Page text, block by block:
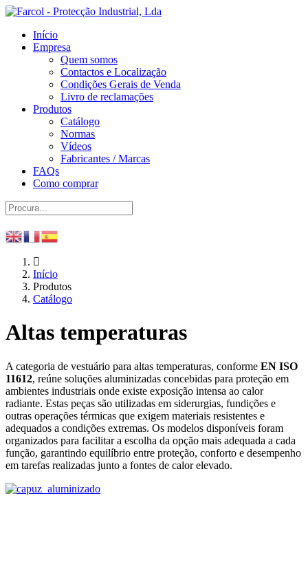
Início
Empresa
Quem somos
Contactos e Localização
Condições Gerais de Venda
Livro de reclamações
Produtos
Catálogo
Normas
Vídeos
Fabricantes / Marcas
FAQs
Como comprar
Início
Produtos
Catálogo
Altas temperaturas
A categoria de vestuário para altas temperaturas, conforme EN ISO
11612, reúne soluções aluminizadas concebidas para proteção em
ambientes industriais onde existe exposição intensa ao calor
radiante. Estas peças são utilizadas em siderurgias, fundições e
outras operações térmicas que exigem materiais resistentes e
adequados a condições extremas. Os modelos disponíveis foram
organizados para facilitar a escolha da opção mais adequada a cada
função, garantindo equilíbrio entre proteção, conforto e desempenho
em tarefas realizadas junto a fontes de calor elevado.